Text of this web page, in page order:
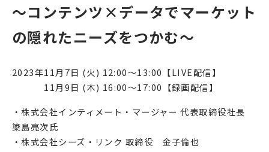
〜コンテンツ×データでマーケット
の隠れたニーズをつかむ〜
2023年11月7日 (火) 12:00〜13:00【LIVE配信】
11月9日 (木) 16:00〜17:00【録画配信】
・株式会社インティメート・マージャー 代表取締役社長
簗島亮次氏
・株式会社シーズ・リンク 取締役 金子倫也